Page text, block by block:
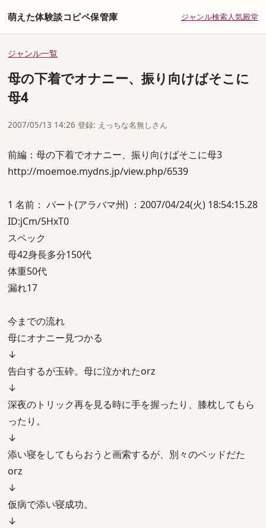
萌えた体験談コピペ保管庫 ジャンル検索人気殿堂
ジャンル一覧
母の下着でオナニー、振り向けばそこに
母4
2007/05/13 14:26 登録: えっちな名無しさん
前編：母の下着でオナニー、振り向けばそこに母3
http://moemoe.mydns.jp/view.php/6539
1 名前： パート(アラバマ州) ：2007/04/24(火) 18:54:15.28
ID:jCm/5HxT0
スペック
母42身長多分150代
体重50代
漏れ17
今までの流れ
母にオナニー見つかる
↓
告白するが玉砕。母に泣かれたorz
↓
深夜のトリック再を見る時に手を握ったり、膝枕してもら
ったり。
↓
添い寝をしてもらおうと画索するが、別々のベッドだた
orz
↓
仮病で添い寝成功。
↓